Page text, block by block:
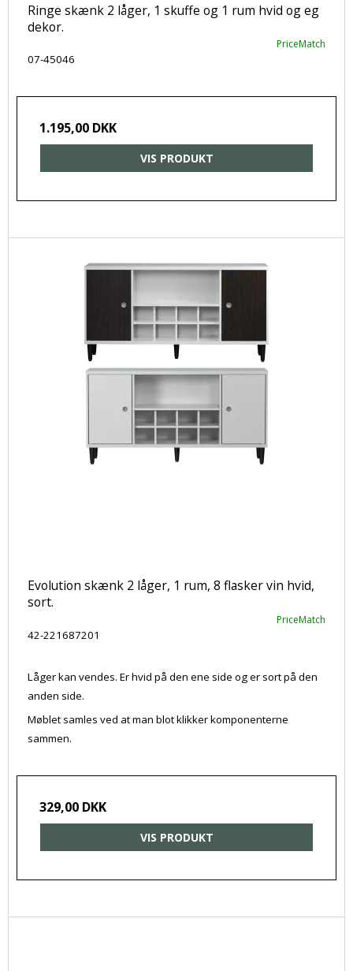
Ringe skænk 2 låger, 1 skuffe og 1 rum hvid og eg
dekor.
PriceMatch
07-45046
1.195,00 DKK
VIS PRODUKT
Evolution skænk 2 låger, 1 rum, 8 flasker vin hvid,
sort.
PriceMatch
42-221687201
Låger kan vendes. Er hvid på den ene side og er sort på den
anden side.
Møblet samles ved at man blot klikker komponenterne
sammen.
329,00 DKK
VIS PRODUKT